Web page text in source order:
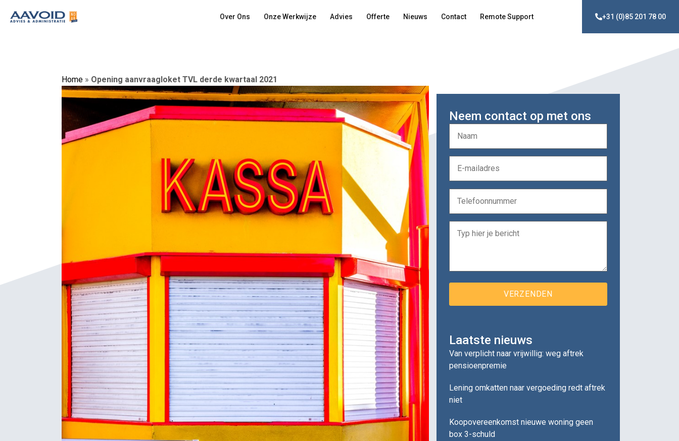
Over Ons Onze Werkwijze Advies Offerte Nieuws Contact Remote Support +31 (0)85 201 78 00
Home » Opening aanvraagloket TVL derde kwartaal 2021
Neem contact op met ons
Laatste nieuws
Van verplicht naar vrijwillig: weg aftrek
pensioenpremie
Lening omkatten naar vergoeding redt aftrek
niet
Koopovereenkomst nieuwe woning geen
box 3-schuld